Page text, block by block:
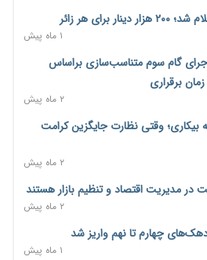
پرداخت «حق جنگ»؛ از نفت و گاز تا
۲ ساعت پیش
در بانک صنعت و معدن مسدود شد؛
۲ ساعت پیش
کانون کارگزاران اعداد منتشرشده در
۳ ساعت پیش
۱ ماه پیش
گام سوم متناسب‌سازی براساس
۲ ماه پیش
بیکاری؛ وقتی نظارت جایگزین کرامت
۲ ماه پیش
در مدیریت اقتصاد و تنظیم بازار هستند
۲ ماه پیش
۱ ماه پیش